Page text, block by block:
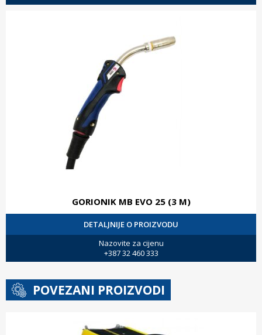
GORIONIK MB EVO 25 (3 M)
DETALJNIJE O PROIZVODU
Nazovite za cijenu
+387 32 460 333
POVEZANI PROIZVODI